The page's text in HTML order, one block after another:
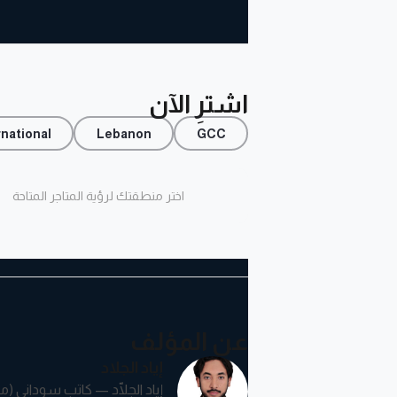
اشترِ الآن
GCC
Lebanon
اختر منطقتك لرؤية المتاجر المتاحة
إياد الجلّاد — كاتب سوداني